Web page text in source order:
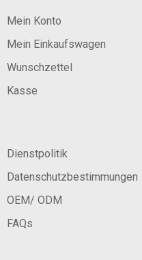
Mein Konto
Mein Einkaufswagen
Wunschzettel
Kasse
Dienstpolitik
Datenschutzbestimmungen
OEM/ ODM
FAQs